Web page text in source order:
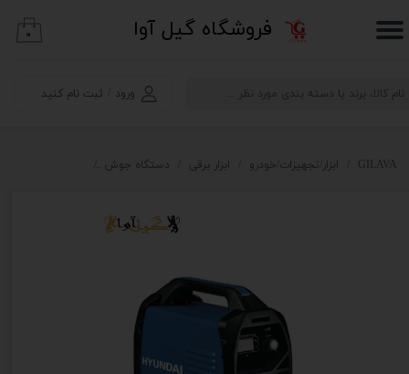
​فروشگاه گیل آوا
ورود ثبت نام کنید
حساب کاربری من
خروج از حساب کاربری
۰
GILAVA ابزار/تجهیزات/خودرو ابزار برقی دستگاه جوش